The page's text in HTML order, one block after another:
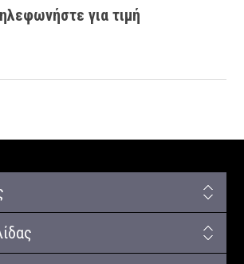
για τιμή